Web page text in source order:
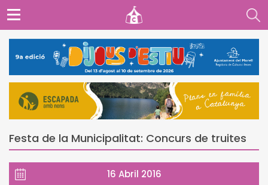
Festa de la Municipalitat: Concurs de truites
16 Abril 2016